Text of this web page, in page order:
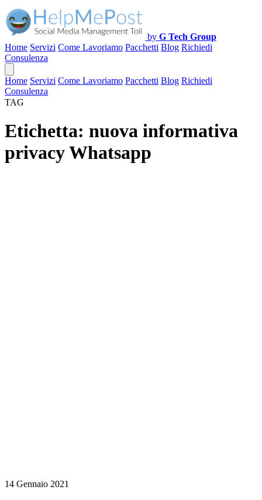
by G Tech Group
Home Servizi Come Lavoriamo Pacchetti Blog Richiedi
Consulenza
Home Servizi Come Lavoriamo Pacchetti Blog Richiedi
Consulenza
TAG
Etichetta: nuova informativa
privacy Whatsapp
14 Gennaio 2021